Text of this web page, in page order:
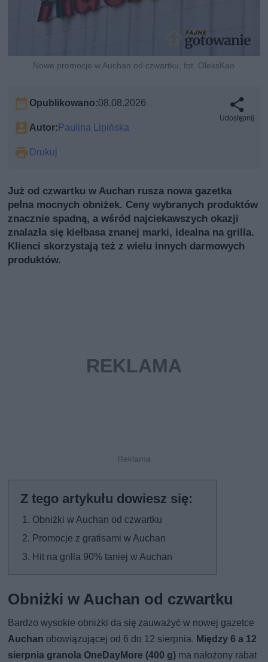
Nowe promocje w Auchan od czwartku, fot. OleksKao
Opublikowano:08.08.2026
Autor: Paulina Lipińska
Drukuj
Udostępnij
Już od czwartku w Auchan rusza nowa gazetka
pełna mocnych obniżek. Ceny wybranych produktów
znacznie spadną, a wśród najciekawszych okazji
znalazła się kiełbasa znanej marki, idealna na grilla.
Klienci skorzystają też z wielu innych darmowych
produktów.
Obniżki w Auchan od czwartku
Promocje z gratisami w Auchan
Hit na grilla 90% taniej w Auchan
Obniżki w Auchan od czwartku
Bardzo wysokie obniżki da się zauważyć w nowej gazetce
Auchan obowiązującej od 6 do 12 sierpnia. Między 6 a 12
sierpnia granola OneDayMore (400 g) ma nałożony rabat